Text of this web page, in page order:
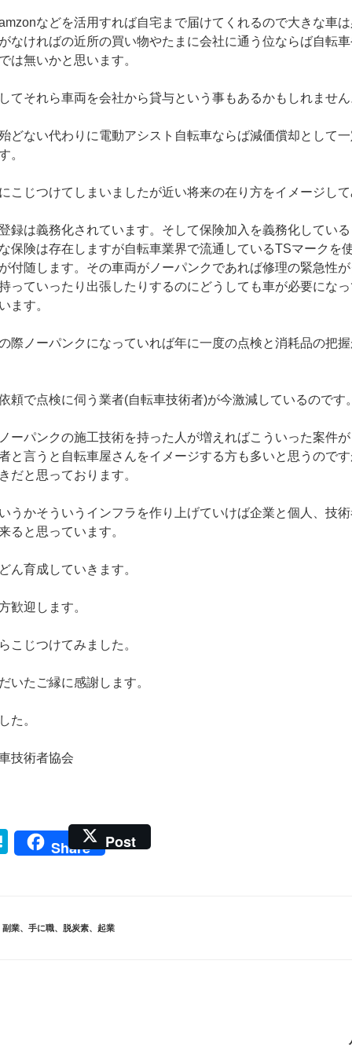
などを活用すれば自宅まで届けてくれるので大きな車
なければの近所の買い物やたまに会社に通う位ならば自転
は無いかと思います。
てそれら車両を会社から貸与という事もあるかもしれませ
どない代わりに電動アシスト自転車ならば減価償却として
。
こじつけてしまいましたが近い将来の在り方をイメージし
録は義務化されています。そして保険加入を義務化してい
保険は存在しますが自転車業界で流通しているTSマークを
付随します。その車両がノーパンクであれば修理の緊急性
っていったり出張したりするのにどうしても車が必要にな
ます。
際ノーパンクになっていれば年に一度の点検と消耗品の把
頼で点検に伺う業者(自転車技術者)が今激減しているのです
ーパンクの施工技術を持った人が増えればこういった案件
と言うと自転車屋さんをイメージする方も多いと思うので
だと思っております。
うかそういうインフラを作り上げていけば企業と個人、技
ると思っています。
ん育成していきます。
歓迎します。
こじつけてみました。
いたご縁に感謝します。
た。
技術者協会
H
n
a
Share Post
副業、 手に職、 脱炭素、 起業